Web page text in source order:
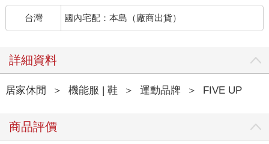
台灣 國內宅配：本島（廠商出貨）
詳細資料
居家休閒 ＞ 機能服 | 鞋 ＞ 運動品牌 ＞ FIVE UP
商品評價